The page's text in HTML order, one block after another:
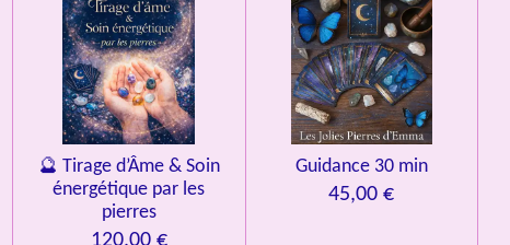
🔮 Tirage d’Âme & Soin
énergétique par les
pierres
Guidance 30 min
45,00 €